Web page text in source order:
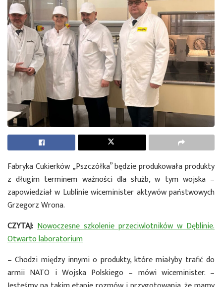
Fabryka Cukierków „Pszczółka” będzie produkowała produkty
z długim terminem ważności dla służb, w tym wojska –
zapowiedział w Lublinie wiceminister aktywów państwowych
Grzegorz Wrona.
CZYTAJ: Nowoczesne szkolenie przeciwlotników w Dęblinie.
Otwarto laboratorium
– Chodzi między innymi o produkty, które miałyby trafić do
armii NATO i Wojska Polskiego – mówi wiceminister. –